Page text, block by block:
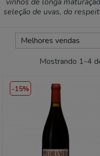
seleção de uvas, do
Melhores vendas
Mostrando 1-4
-15%